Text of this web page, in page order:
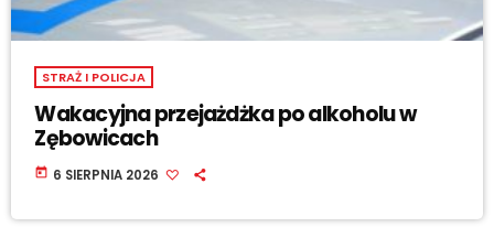
STRAŻ I POLICJA
Wakacyjna przejażdżka po alkoholu w
Zębowicach
today 6 SIERPNIA 2026